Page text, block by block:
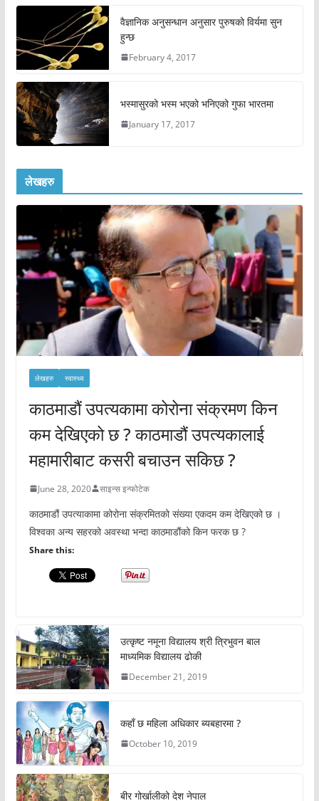
वैज्ञानिक अनुसन्धान अनुसार पुरुषको विर्यमा सुन
हुन्छ
February 4, 2017
भस्मासुरको भस्म भएको भनिएको गुफा भारतमा
January 17, 2017
लेखहरु
लेखहरु स्वास्थ्य
काठमाडौं उपत्यकामा कोरोना संक्रमण किन
कम देखिएको छ ? काठमाडौं उपत्यकालाई
महामारीबाट कसरी बचाउन सकिछ ?
June 28, 2020 साइन्स इन्फोटेक
काठमाडौं उपत्याकामा कोरोना संक्रमितको संख्या एकदम कम देखिएको छ ।
विश्वका अन्य सहरको अवस्था भन्दा काठमाडौंको किन फरक छ ?
Share this:
उत्कृष्ट नमूना विद्यालय श्री त्रिभुवन बाल
माध्यमिक विद्यालय ढोकी
December 21, 2019
कहाँ छ महिला अधिकार ब्यबहारमा ?
October 10, 2019
बीर गोर्खालीको देश नेपाल